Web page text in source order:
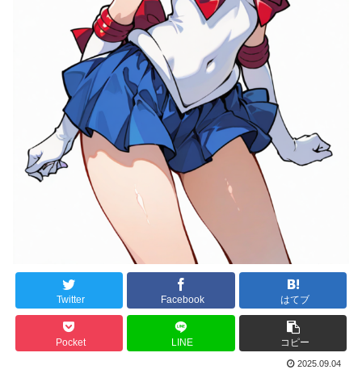
Twitter Facebook はてブ
Pocket LINE コピー
2025.09.04